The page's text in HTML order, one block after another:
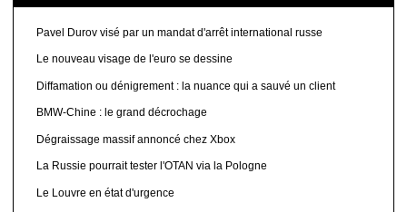
Pavel Durov visé par un mandat d'arrêt international russe
Le nouveau visage de l'euro se dessine
Diffamation ou dénigrement : la nuance qui a sauvé un client
BMW-Chine : le grand décrochage
Dégraissage massif annoncé chez Xbox
La Russie pourrait tester l'OTAN via la Pologne
Le Louvre en état d'urgence